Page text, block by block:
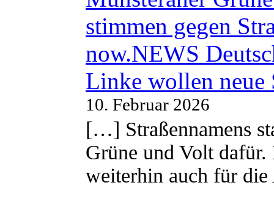
stimmen gegen
now.NEWS
Linke wollen neue
10. Februar 2026
[…] Straßennamens
Grüne und Volt
weiterhin auch für